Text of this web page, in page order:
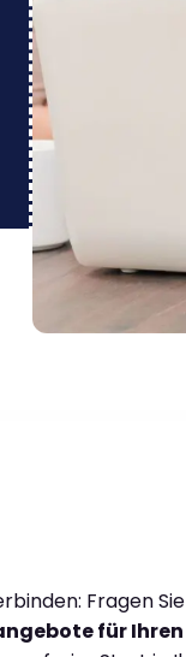
Fragen Sie
für Ihren